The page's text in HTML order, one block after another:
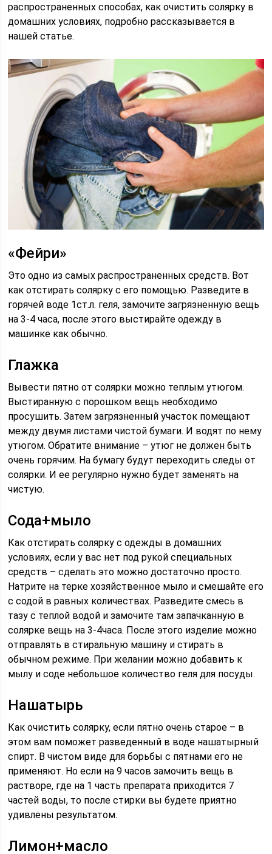
распространенных способах, как очистить солярку в
домашних условиях, подробно рассказывается в
нашей статье.
«Фейри»
Это одно из самых распространенных средств. Вот
как отстирать солярку с его помощью. Разведите в
горячей воде 1ст.л. геля, замочите загрязненную вещь
на 3-4 часа, после этого выстирайте одежду в
машинке как обычно.
Глажка
Вывести пятно от солярки можно теплым утюгом.
Выстиранную с порошком вещь необходимо
просушить. Затем загрязненный участок помещают
между двумя листами чистой бумаги. И водят по нему
утюгом. Обратите внимание – утюг не должен быть
очень горячим. На бумагу будут переходить следы от
солярки. И ее регулярно нужно будет заменять на
чистую.
Сода+мыло
Как отстирать солярку с одежды в домашних
условиях, если у вас нет под рукой специальных
средств – сделать это можно достаточно просто.
Натрите на терке хозяйственное мыло и смешайте его
с содой в равных количествах. Разведите смесь в
тазу с теплой водой и замочите там запачканную в
солярке вещь на 3-4часа. После этого изделие можно
отправлять в стиральную машину и стирать в
обычном режиме. При желании можно добавить к
мылу и соде небольшое количество геля для посуды.
Нашатырь
Как очистить солярку, если пятно очень старое – в
этом вам поможет разведенный в воде нашатырный
спирт. В чистом виде для борьбы с пятнами его не
применяют. Но если на 9 часов замочить вещь в
растворе, где на 1 часть препарата приходится 7
частей воды, то после стирки вы будете приятно
удивлены результатом.
Лимон+масло